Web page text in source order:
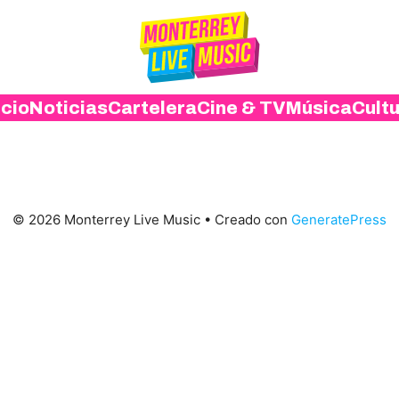
NoticiasCarteleraCine & TVMúsica
© 2026 Monterrey Live Music • Creado con GeneratePress